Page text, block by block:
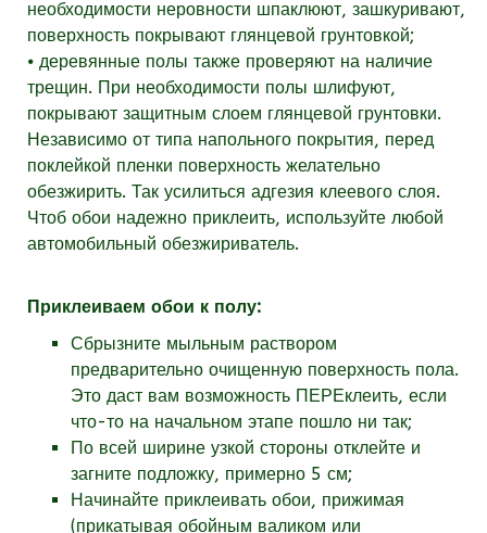
необходимости неровности шпаклюют, зашкуривают,
поверхность покрывают глянцевой грунтовкой;
⦁ деревянные полы также проверяют на наличие
трещин. При необходимости полы шлифуют,
покрывают защитным слоем глянцевой грунтовки.
Независимо от типа напольного покрытия, перед
поклейкой пленки поверхность желательно
обезжирить. Так усилиться адгезия клеевого слоя.
Чтоб обои надежно приклеить, используйте любой
автомобильный обезжириватель.
Приклеиваем обои к полу:
Сбрызните мыльным раствором
предварительно очищенную поверхность пола.
Это даст вам возможность ПЕРЕклеить, если
что-то на начальном этапе пошло ни так;
По всей ширине узкой стороны отклейте и
загните подложку, примерно 5 см;
Начинайте приклеивать обои, прижимая
(прикатывая обойным валиком или